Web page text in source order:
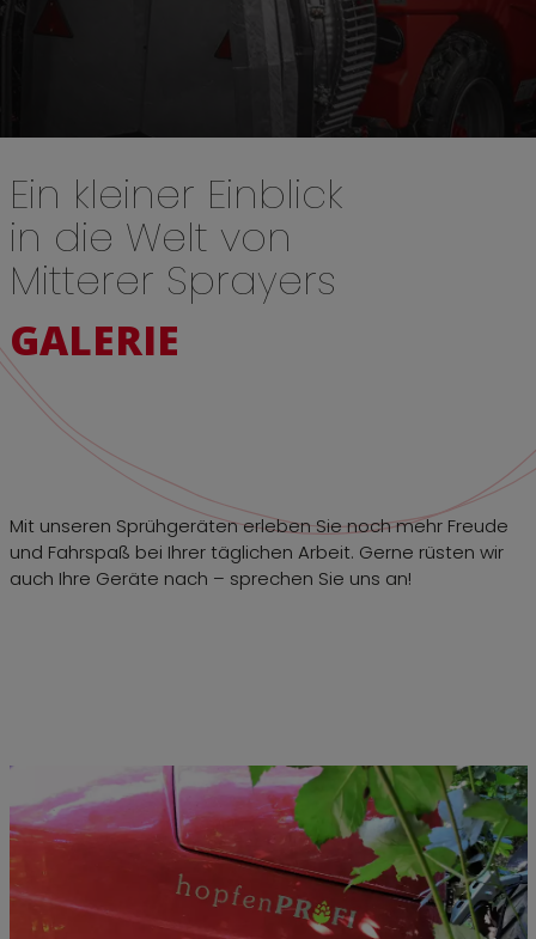
Ein kleiner Einblick
in die Welt von
Mitterer Sprayers
GALERIE
Mit unseren Sprühgeräten erleben Sie noch mehr Freude
und Fahrspaß bei Ihrer täglichen Arbeit. Gerne rüsten wir
auch Ihre Geräte nach – sprechen Sie uns an!